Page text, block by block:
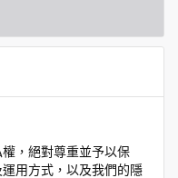
，絕對尊重並予以保
用方式，以及我們的隱